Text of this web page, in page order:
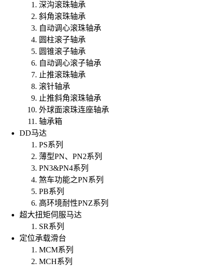
深沟滚珠轴承
斜角滚珠轴承
自动调心滚珠轴承
圆柱滚子轴承
圆锥滚子轴承
自动调心滚子轴承
止推滚珠轴承
滚针轴承
止推斜角滚珠轴承
外球面滚珠连座轴承
轴承箱
DD马达
PS系列
薄型PN、PN2系列
PN3&PN4系列
煞车功能之PN系列
PB系列
高环境耐性PNZ系列
超大扭矩伺服马达
SR系列
定位承载滑台
MCM系列
MCH系列